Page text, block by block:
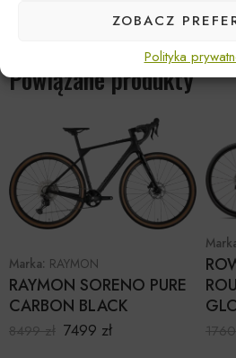
ZOBACZ
Polityka
przyczepność i swobodę.
Powiązane produkty
Marka: RAYMON
RAYMON SORENO PURE
CARBON BLACK
8499zł 7499 zł